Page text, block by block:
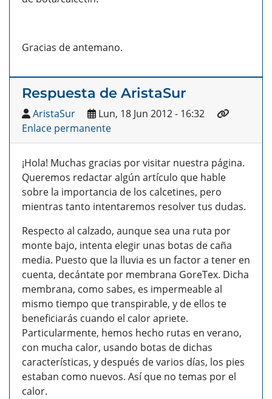
Gracias de antemano.
Respuesta de AristaSur
AristaSur
Lun, 18 Jun 2012 - 16:32
Enlace permanente
¡Hola! Muchas gracias por visitar nuestra página.
Queremos redactar algún artículo que hable
sobre la importancia de los calcetines, pero
mientras tanto intentaremos resolver tus dudas.
Respecto al calzado, aunque sea una ruta por
monte bajo, intenta elegir unas botas de caña
media. Puesto que la lluvia es un factor a tener en
cuenta, decántate por membrana GoreTex. Dicha
membrana, como sabes, es impermeable al
mismo tiempo que transpirable, y de ellos te
beneficiarás cuando el calor apriete.
Particularmente, hemos hecho rutas en verano,
con mucha calor, usando botas de dichas
características, y después de varios días, los pies
estaban como nuevos. Así que no temas por el
calor.